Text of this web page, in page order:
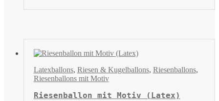
Latexballons, Riesen & Kugelballons, Riesenballons,
Riesenballons mit Motiv
Riesenballon mit Motiv (Latex)